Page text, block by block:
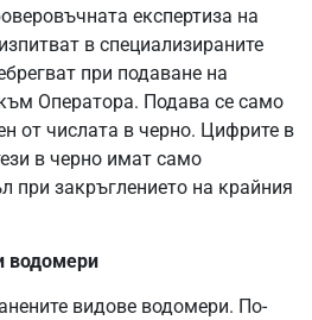
експертиза на
в специализираните
при подаване на
Оператора. Подава се само
от числата в черно. Цифрите в
в черно имат само
при закръглението на крайния
водомери
видове водомери. По-